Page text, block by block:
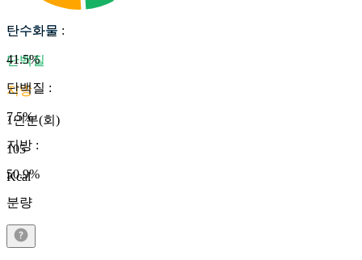
탄수화물
단백질
지방
1인분(회)
105
Kcal
탄수화물 :
41.5%
단백질 :
7.5%
지방 :
50.9%
분량